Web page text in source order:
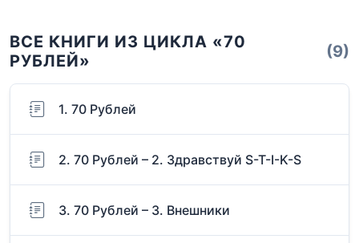
ВСЕ КНИГИ ИЗ ЦИКЛА «70
РУБЛЕЙ»
(9)
1. 70 Рублей
2. 70 Рублей – 2. Здравствуй S-T-I-K-S
3. 70 Рублей – 3. Внешники